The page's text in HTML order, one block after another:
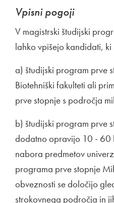
Vpisni pogoji
V magistrski študijski
lahko vpišejo kandidati, ki
a) študijski program prve
Biotehniški fakulteti ali
prve stopnje s področja
b) študijski program prve
dodatno opravijo 10 - 60
nabora predmetov
programa prve stopnje
obveznosti se določijo
strokovnega področja in